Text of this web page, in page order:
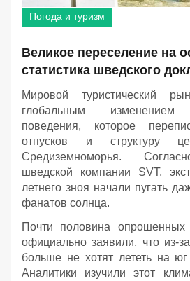
Погода и туризм
Великое переселение на
статистика шведского
Мировой туристический
глобальным изменением
поведения, которое
отпусков и структуру
Средиземноморья.
шведской компании SVT,
летнего зноя начали пугать
фанатов солнца.
Почти половина опрошенных
официально заявили, что из-
больше не хотят лететь на
Аналитики изучили этот